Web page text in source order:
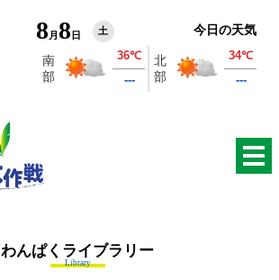
8 月 8 日 土 今日の天気
わんぱくライブラリー
Library